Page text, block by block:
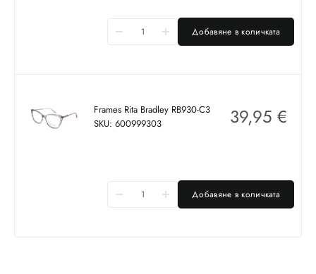
Добавяне в количката
Frames Rita Bradley RB930-C3
SKU: 600999303
39,95 €
Добавяне в количката